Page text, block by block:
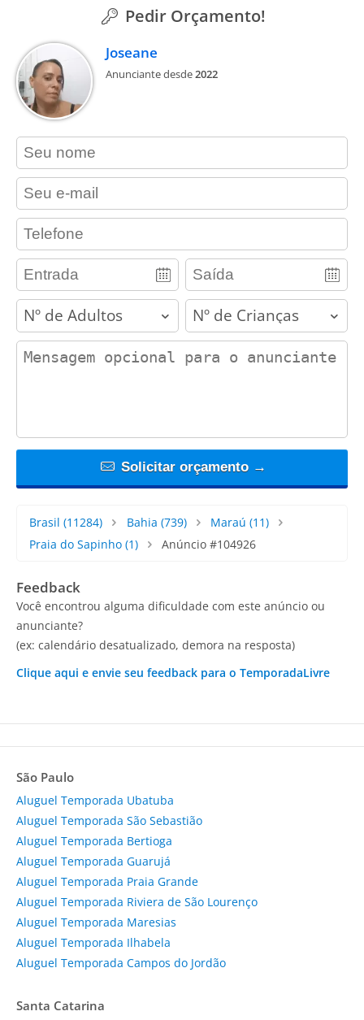
Pedir Orçamento!
Joseane
Anunciante desde2022
contact_name
contact_email
contact_phone
adults children
contact_message
Solicitar orçamento →
Brasil (11284) Bahia (739) Maraú (11)
Praia do Sapinho (1) Anúncio #104926
Feedback
Você encontrou alguma dificuldade com este anúncio ou
anunciante?
(ex: calendário desatualizado, demora na resposta)
Clique aqui e envie seu feedback para o TemporadaLivre
São Paulo
Aluguel Temporada Ubatuba
Aluguel Temporada São Sebastião
Aluguel Temporada Bertioga
Aluguel Temporada Guarujá
Aluguel Temporada Praia Grande
Aluguel Temporada Riviera de São Lourenço
Aluguel Temporada Maresias
Aluguel Temporada Ilhabela
Aluguel Temporada Campos do Jordão
Santa Catarina